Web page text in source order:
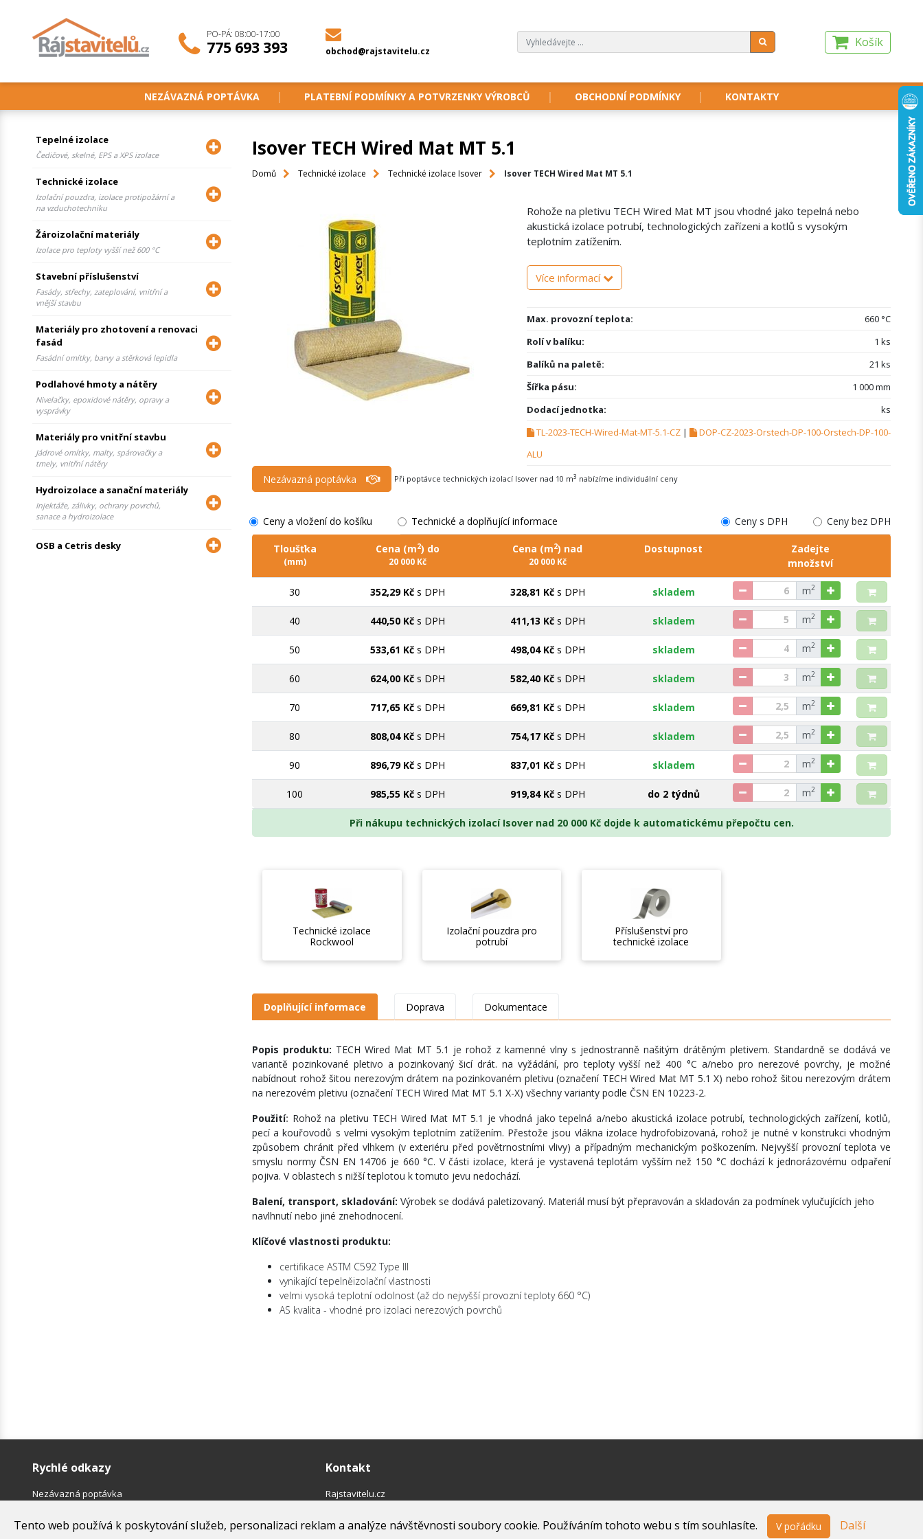
Tento web používá k poskytování služeb, personalizaci reklam a analýze návštěvnosti soubory cookie. Používáním tohoto webu s tím souhlasíte. V pořádku Další
PO-PÁ: 08:00-17:00
775 693 393 obchod@rajstavitelu.cz
Košík
NEZÁVAZNÁ POPTÁVKA PLATEBNÍ PODMÍNKY A POTVRZENKY VÝROBCŮ OBCHODNÍ PODMÍNKY KONTAKTY
Tepelné izolace
Čedičové, skelné, EPS a XPS izolace
Technické izolace
Izolační pouzdra, izolace protipožární a
na vzduchotechniku
Žároizolační materiály
Izolace pro teploty vyšší než 600 °C
Stavební příslušenství
Fasády, střechy, zateplování, vnitřní a
vnější stavbu
Materiály pro zhotovení a renovaci
fasád
Fasádní omítky, barvy a stěrková lepidla
Podlahové hmoty a nátěry
Nivelačky, epoxidové nátěry, opravy a
vysprávky
Materiály pro vnitřní stavbu
Jádrové omítky, malty, spárovačky a
tmely, vnitřní nátěry
Hydroizolace a sanační materiály
Injektáže, zálivky, ochrany povrchů,
sanace a hydroizolace
OSB a Cetris desky
Isover TECH Wired Mat MT 5.1
Domů Technické izolace Technické izolace Isover Isover TECH Wired Mat MT 5.1
Rohože na pletivu TECH Wired Mat MT jsou vhodné jako tepelná nebo
akustická izolace potrubí, technologických zařízeni a kotlů s vysokým
teplotním zatížením.
Více informací
Max. provozní teplota:
660 °C
Rolí v balíku:
1 ks
Balíků na paletě:
21 ks
Šířka pásu:
1 000 mm
Dodací jednotka:
ks
TL-2023-TECH-Wired-Mat-MT-5.1-CZ |
DOP-CZ-2023-Orstech-DP-100-Orstech-DP-100-
ALU
Nezávazná poptávka Při poptávce technických izolací Isover nad 10 m3 nabízíme individuální ceny
Ceny a vložení do košíku Technické a doplňující informace Ceny s DPH Ceny bez DPH
Tloušťka
(mm)
Cena (m2) do
20 000 Kč
Cena (m2) nad
20 000 Kč
Dostupnost
Zadejte
množství
30 352,29 Kčs DPH 328,81 Kčs DPH skladem m2
40 440,50 Kčs DPH 411,13 Kčs DPH skladem m2
50 533,61 Kčs DPH 498,04 Kčs DPH skladem m2
60 624,00 Kčs DPH 582,40 Kčs DPH skladem m2
70 717,65 Kčs DPH 669,81 Kčs DPH skladem m2
80 808,04 Kčs DPH 754,17 Kčs DPH skladem m2
90 896,79 Kčs DPH 837,01 Kčs DPH skladem m2
100 985,55 Kčs DPH 919,84 Kčs DPH do 2 týdnů m2
Při nákupu technických izolací Isover nad 20 000 Kč dojde k automatickému přepočtu cen.
Technické izolace
Rockwool
Izolační pouzdra pro
potrubí
Příslušenství pro
technické izolace
Doplňující informace Doprava Dokumentace
Popis produktu: TECH Wired Mat MT 5.1 je rohož z kamenné vlny s jednostranně našitým drátěným pletivem. Standardně se dodává ve
variantě pozinkované pletivo a pozinkovaný šicí drát. na vyžádání, pro teploty vyšší než 400 °C a/nebo pro nerezové povrchy, je možné
nabídnout rohož šitou nerezovým drátem na pozinkovaném pletivu (označení TECH Wired Mat MT 5.1 X) nebo rohož šitou nerezovým drátem
na nerezovém pletivu (označení TECH Wired Mat MT 5.1 X-X) všechny varianty podle ČSN EN 10223-2.
Použití: Rohož na pletivu TECH Wired Mat MT 5.1 je vhodná jako tepelná a/nebo akustická izolace potrubí, technologických zařízení, kotlů,
pecí a kouřovodů s velmi vysokým teplotním zatížením. Přestože jsou vlákna izolace hydrofobizovaná, rohož je nutné v konstrukci vhodným
způsobem chránit před vlhkem (v exteriéru před povětrnostními vlivy) a případným mechanickým poškozením. Nejvyšší provozní teplota ve
smyslu normy ČSN EN 14706 je 660 °C. V části izolace, která je vystavená teplotám vyšším než 150 °C dochází k jednorázovému odpaření
pojiva. V oblastech s nižší teplotou k tomuto jevu nedochází.
Balení, transport, skladování: Výrobek se dodává paletizovaný. Materiál musí být přepravován a skladován za podmínek vylučujících jeho
navlhnutí nebo jiné znehodnocení.
Klíčové vlastnosti produktu:
certifikace ASTM C592 Type III
vynikající tepelněizolační vlastnosti
velmi vysoká teplotní odolnost (až do nejvyšší provozní teploty 660 °C)
AS kvalita - vhodné pro izolaci nerezových povrchů
Rychlé odkazy
Nezávazná poptávka
Obchodní podmínky
Kontakt
Rajstavitelu.cz
obchod@rajstavitelu.cz